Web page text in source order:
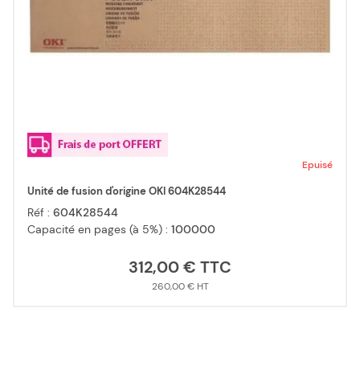
Epuisé
Unité de fusion d'origine OKI 604K28544
Réf : 604K28544
Capacité en pages (à 5%) : 100000
312,00 €
260,00 €